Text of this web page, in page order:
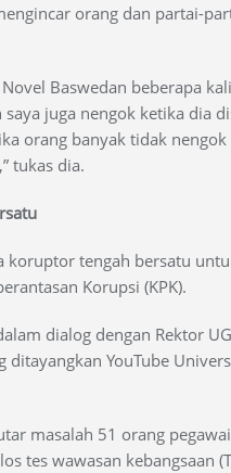
orang dan partai-
Baswedan beberapa
juga nengok ketika dia
orang banyak tidak
tukas dia.
tengah bersatu
Korupsi (KPK).
dialog dengan Rektor
ditayangkan YouTube
masalah 51 orang
tes wawasan kebangsaan